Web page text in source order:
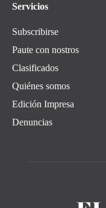
Servicios
Subscribirse
Paute con nostros
Clasificados
Quiénes somos
Edición Impresa
Denuncias